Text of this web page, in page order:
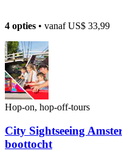
4 opties • vanafUS$ 33,99
Hop-on, hop-off-tours
City Sightseeing
boottocht